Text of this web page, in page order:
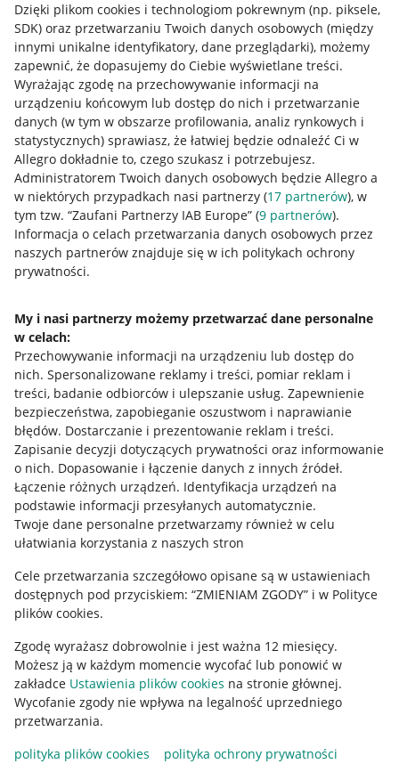
Dzięki plikom cookies i technologiom pokrewnym (np. piksele,
SDK) oraz przetwarzaniu Twoich danych osobowych (między
innymi unikalne identyfikatory, dane przeglądarki), możemy
zapewnić, że dopasujemy do Ciebie wyświetlane treści.
Wyrażając zgodę na przechowywanie informacji na
urządzeniu końcowym lub dostęp do nich i przetwarzanie
danych (w tym w obszarze profilowania, analiz rynkowych i
statystycznych) sprawiasz, że łatwiej będzie odnaleźć Ci w
Allegro dokładnie to, czego szukasz i potrzebujesz.
Administratorem Twoich danych osobowych będzie Allegro a
w niektórych przypadkach nasi partnerzy (17 partnerów), w
tym tzw. “Zaufani Partnerzy IAB Europe” (9 partnerów).
Informacja o celach przetwarzania danych osobowych przez
naszych partnerów znajduje się w ich politykach ochrony
prywatności.
My i nasi partnerzy możemy przetwarzać dane personalne
w celach:
Przechowywanie informacji na urządzeniu lub dostęp do
nich. Spersonalizowane reklamy i treści, pomiar reklam i
treści, badanie odbiorców i ulepszanie usług. Zapewnienie
bezpieczeństwa, zapobieganie oszustwom i naprawianie
błędów. Dostarczanie i prezentowanie reklam i treści.
Zapisanie decyzji dotyczących prywatności oraz informowanie
o nich. Dopasowanie i łączenie danych z innych źródeł.
Łączenie różnych urządzeń. Identyfikacja urządzeń na
podstawie informacji przesyłanych automatycznie.
Twoje dane personalne przetwarzamy również w celu
ułatwiania korzystania z naszych stron
Cele przetwarzania szczegółowo opisane są w ustawieniach
dostępnych pod przyciskiem: “ZMIENIAM ZGODY” i w Polityce
plików cookies.
Zgodę wyrażasz dobrowolnie i jest ważna 12 miesięcy.
Możesz ją w każdym momencie wycofać lub ponowić w
zakładce Ustawienia plików cookies na stronie głównej.
Wycofanie zgody nie wpływa na legalność uprzedniego
przetwarzania.
polityka plików cookies
polityka ochrony prywatności
Przydatne informacje
Jak to działa
Allegro Gadane dla sprzedających
Allegro Gadane dla kupujących
Mapa miejscowości
Informacje prawne
Regulamin
Polityka plików "cookies"
Ustawienia plików "cookies"
Udostępnianie lokalizacji
Informacje dla Aktu o Usługach Cyfrowych
Pobierz aplikację